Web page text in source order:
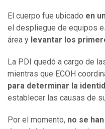
El cuerpo fue ubicado en
el despliegue de equipos
área y levantar los
La PDI quedó a cargo de
mientras que ECOH
para determinar la
establecer las causas de
Por el momento, no se